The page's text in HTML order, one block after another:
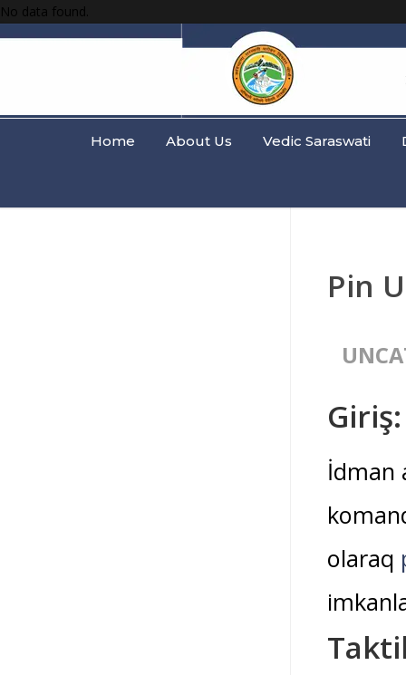
No data found.
Home About Us Vedic Saraswati
Pin
İdman
olaraq